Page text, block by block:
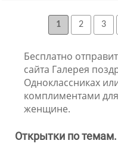
1 2 3
Бесплатно
сайта Галерея
Одноклассниках
комплиментами
женщине.
Открытки по